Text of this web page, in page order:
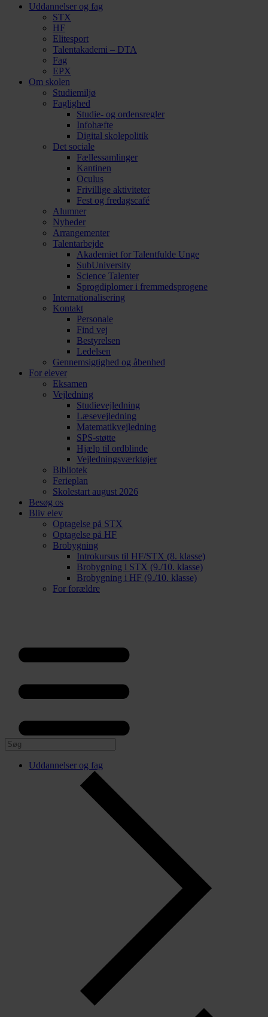
Uddannelser og fag
STX
HF
Elitesport
Talentakademi – DTA
Fag
EPX
Om skolen
Studiemiljø
Faglighed
Studie- og ordensregler
Infohæfte
Digital skolepolitik
Det sociale
Fællessamlinger
Kantinen
Oculus
Frivillige aktiviteter
Fest og fredagscafé
Alumner
Nyheder
Arrangementer
Talentarbejde
Akademiet for Talentfulde Unge
SubUniversity
Science Talenter
Sprogdiplomer i fremmedsprogene
Internationalisering
Kontakt
Personale
Find vej
Bestyrelsen
Ledelsen
Gennemsigtighed og åbenhed
For elever
Eksamen
Vejledning
Studievejledning
Læsevejledning
Matematikvejledning
SPS-støtte
Hjælp til ordblinde
Vejledningsværktøjer
Bibliotek
Ferieplan
Skolestart august 2026
Besøg os
Bliv elev
Optagelse på STX
Optagelse på HF
Brobygning
Introkursus til HF/STX (8. klasse)
Brobygning i STX (9./10. klasse)
Brobygning i HF (9./10. klasse)
For forældre
Uddannelser og fag